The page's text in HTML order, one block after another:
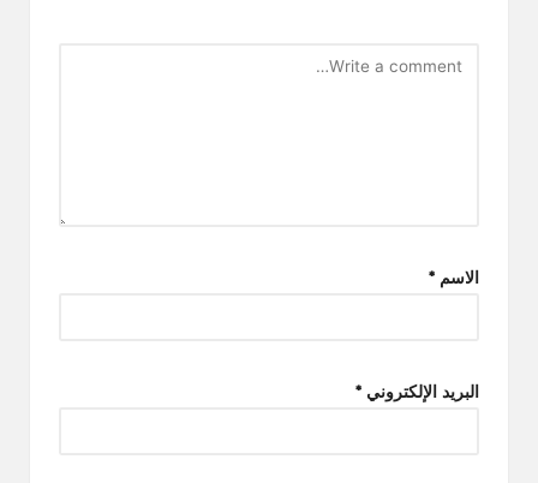
الاسم *
البريد الإلكتروني *